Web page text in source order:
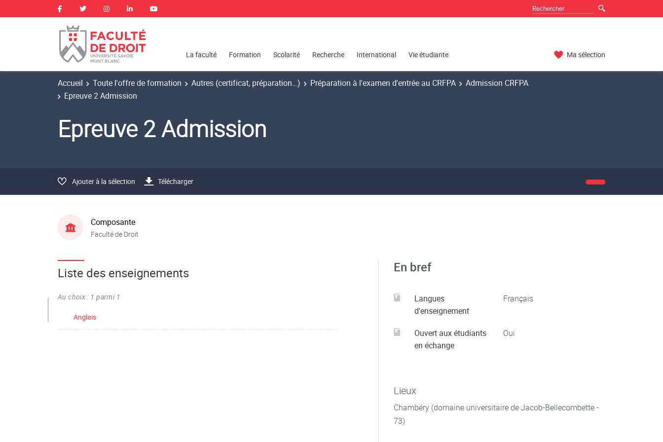
La faculté Formation Scolarité Recherche International Vie étudiante Ma sélection
Accueil Toute l'offre de formation Autres (certificat, préparation…) Préparation à l'examen d'entrée au CRFPA
Admission CRFPA
Epreuve 2 Admission
Epreuve 2 Admission
Ajouter à la sélection Télécharger
Composante
Faculté de Droit
Liste des enseignements
Au choix : 1 parmi 1
Anglais
En bref
Langues
d'enseignement
Français
Ouvert aux étudiants
en échange
Oui
Lieux
Chambéry (domaine universitaire de Jacob-Bellecombette -
73)